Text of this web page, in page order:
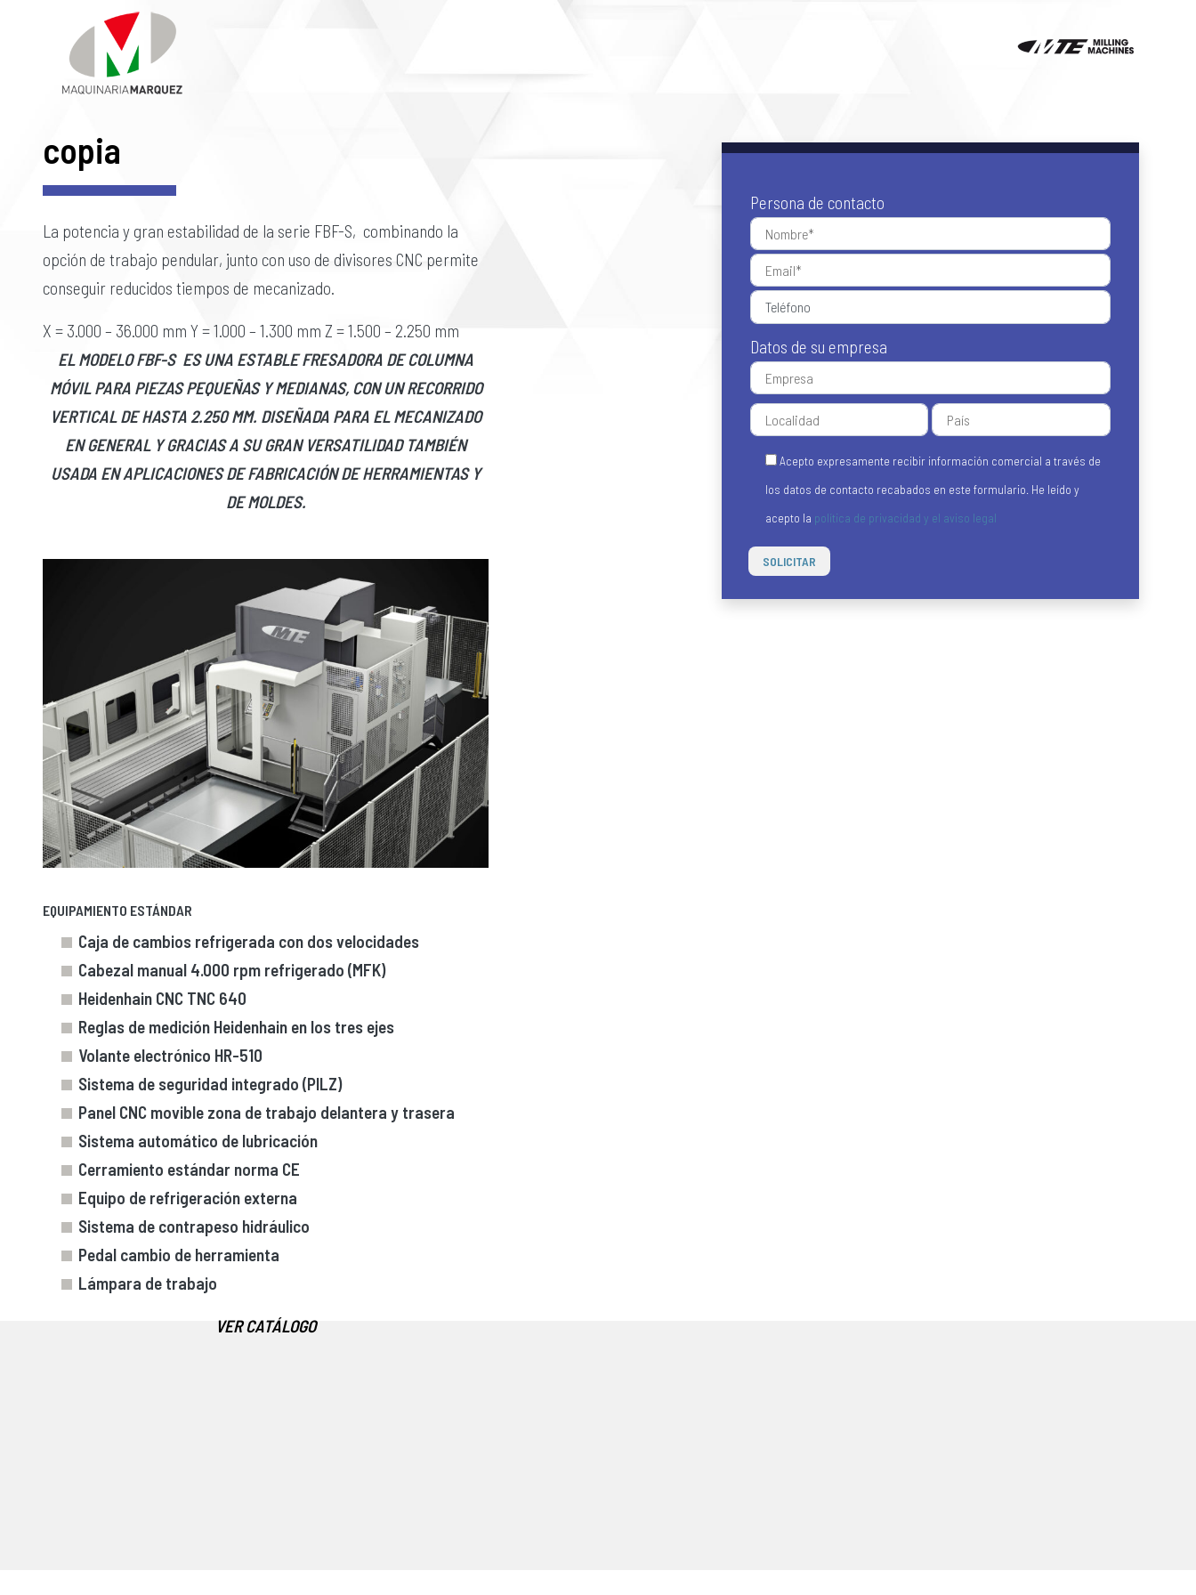
copia
La potencia y gran estabilidad de la serie FBF-S, combinando la
opción de trabajo pendular, junto con uso de divisores CNC permite
conseguir reducidos tiempos de mecanizado.
X = 3.000 – 36.000 mm Y = 1.000 – 1.300 mm Z = 1.500 – 2.250 mm
EL MODELO FBF-S ES UNA ESTABLE FRESADORA DE COLUMNA
MÓVIL PARA PIEZAS PEQUEÑAS Y MEDIANAS, CON UN RECORRIDO
VERTICAL DE HASTA 2.250 MM. DISEÑADA PARA EL MECANIZADO
EN GENERAL Y GRACIAS A SU GRAN VERSATILIDAD TAMBIÉN
USADA EN APLICACIONES DE FABRICACIÓN DE HERRAMIENTAS Y
DE MOLDES.
EQUIPAMIENTO ESTÁNDAR
Caja de cambios refrigerada con dos velocidades
Cabezal manual 4.000 rpm refrigerado (MFK)
Heidenhain CNC TNC 640
Reglas de medición Heidenhain en los tres ejes
Volante electrónico HR-510
Sistema de seguridad integrado (PILZ)
Panel CNC movible zona de trabajo delantera y trasera
Sistema automático de lubricación
Cerramiento estándar norma CE
Equipo de refrigeración externa
Sistema de contrapeso hidráulico
Pedal cambio de herramienta
Lámpara de trabajo
VER CATÁLOGO
Persona de contacto
Datos de su empresa
Acepto expresamente recibir información comercial a través de
los datos de contacto recabados en este formulario. He leído y
acepto la política de privacidad y el aviso legal